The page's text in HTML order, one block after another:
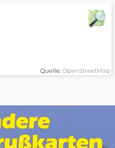
Quelle:OpenStreetMap
Möbel in